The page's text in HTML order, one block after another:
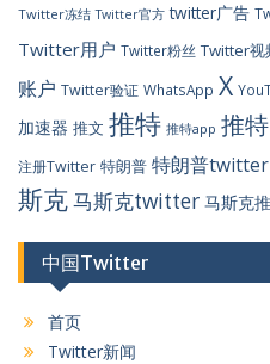
Twitter冻结 Twitter官方 twitter广告
Twitter用户 Twitter粉丝 Twitter视
账户 Twitter验证 WhatsApp X
加速器 推文 推特 推特app 推
注册Twitter 特朗普 特朗普twitter
斯克马斯克twitter 马斯克
中国Twitter
首页
Twitter新闻